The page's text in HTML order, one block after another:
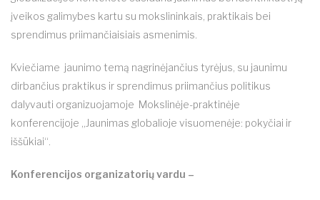
įveikos galimybes kartu su mokslininkais, praktikais bei
sprendimus priimančiaisiais asmenimis.
Kviečiame jaunimo temą nagrinėjančius tyrėjus, su jaunimu
dirbančius praktikus ir sprendimus priimančius politikus
dalyvauti organizuojamoje Mokslinėje-praktinėje
konferencijoje „Jaunimas globalioje visuomenėje: pokyčiai ir
iššūkiai“.
Konferencijos organizatorių vardu –